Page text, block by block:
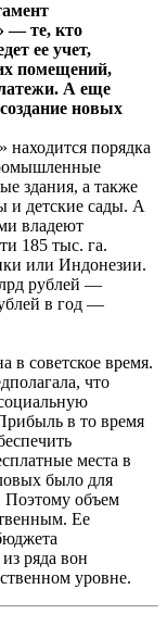
— те, кто
ее учет,
помещений,
А еще
новых
находится порядка
здания, а также
и детские сады. А
владеют
185 тыс. га.
или Индонезии.
рублей —
в год —
в советское время.
что
в то время
места в
было для
Поэтому объем
Ее
ряда вон
уровне.